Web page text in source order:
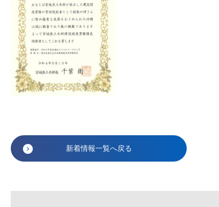
新着情報一覧へ戻る